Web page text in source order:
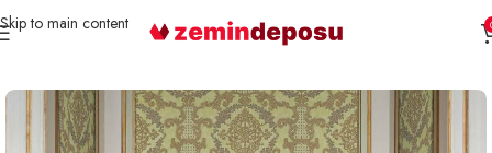
Skip to main content